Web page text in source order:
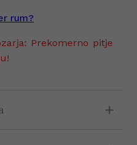
rum?
Prekomerno pitje